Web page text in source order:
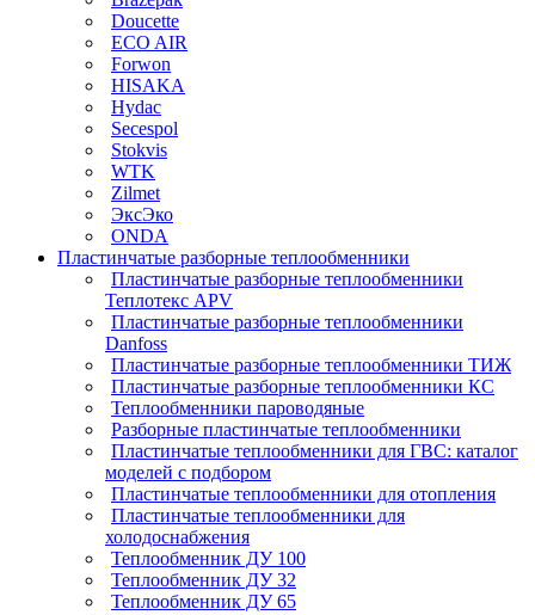
Doucette
ECO AIR
Forwon
HISAKA
Hydac
Secespol
Stokvis
WTK
Zilmet
ЭксЭко
ONDA
Пластинчатые разборные теплообменники
Пластинчатые разборные теплообменники
Теплотекс APV
Пластинчатые разборные теплообменники
Danfoss
Пластинчатые разборные теплообменники ТИЖ
Пластинчатые разборные теплообменники КC
Теплообменники пароводяные
Разборные пластинчатые теплообменники
Пластинчатые теплообменники для ГВС: каталог
моделей с подбором
Пластинчатые теплообменники для отопления
Пластинчатые теплообменники для
холодоснабжения
Теплообменник ДУ 100
Теплообменник ДУ 32
Теплообменник ДУ 65